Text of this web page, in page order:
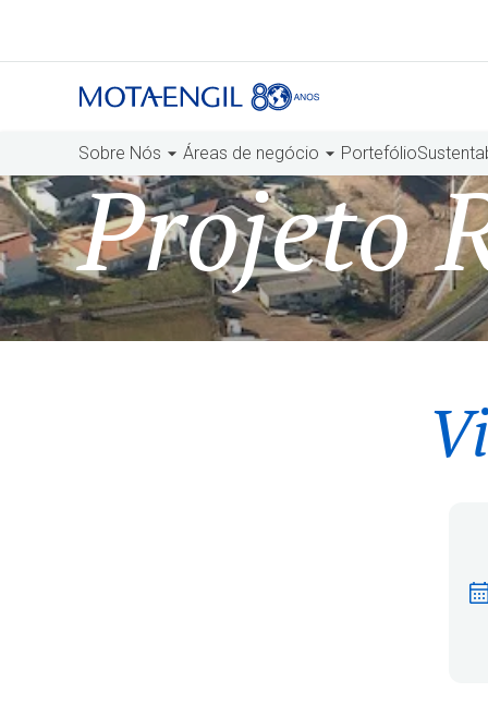
Sobre Nós Áreas de negócio Portefólio
Projeto